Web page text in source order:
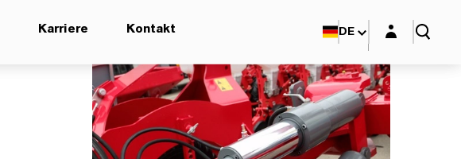
Karriere Kontakt DE Login-Maske